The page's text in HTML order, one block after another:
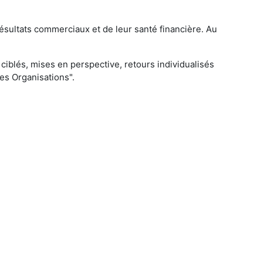
commerciaux et de leur santé financière. Au
mises en perspective, retours individualisés
Organisations".